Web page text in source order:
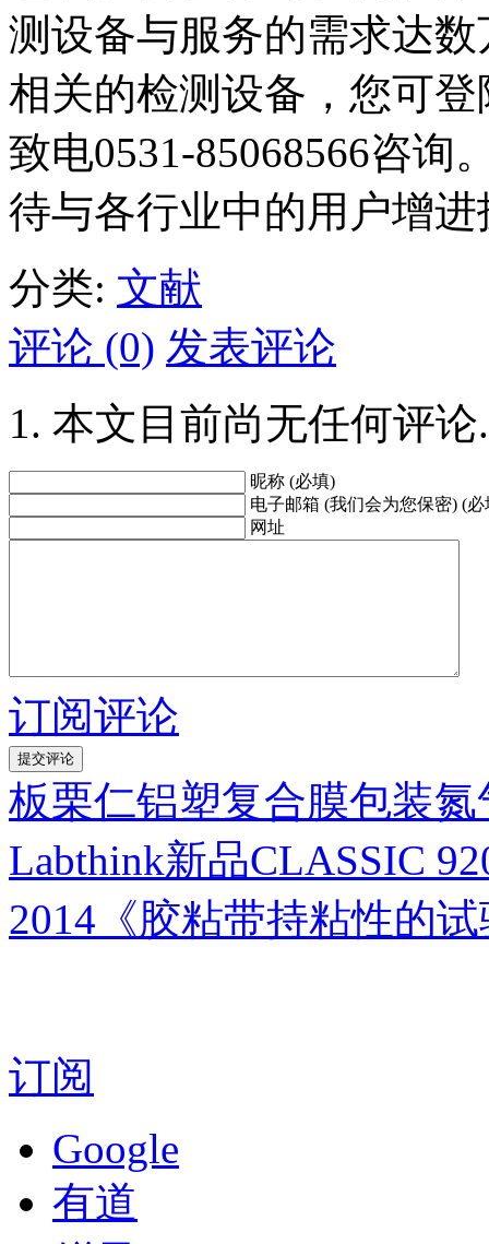
测设备与服务的需求达
相关的检测设备，您可
致电0531-85068566咨询
待与各行业中的用户增
分类: 文献
评论 (0) 发表评论
本文目前尚无任何评论.
昵称 (必填)
电子邮箱 (我们会为您保密) (必
网址
订阅评论
板栗仁铝塑复合膜包装
Labthink新品CLASSIC
2014《胶粘带持粘性的
订阅
Google
有道